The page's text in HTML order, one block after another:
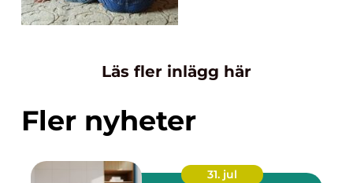
Läs fler inlägg här
Fler nyheter
31. jul